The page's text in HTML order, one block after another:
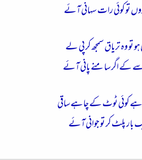
تو کوئی رات سہانی آئے
تو وہ تریاق سمجھ کر پی لے
کے اگر سامنے پانی آئے
کوئی ٹوٹ کے چاہے ساقی
بار پلٹ کر تو جوانی آئے